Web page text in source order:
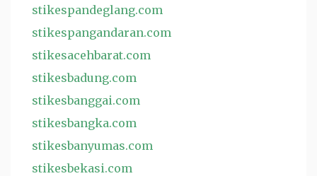
stikespandeglang.com
stikespangandaran.com
stikesacehbarat.com
stikesbadung.com
stikesbanggai.com
stikesbangka.com
stikesbanyumas.com
stikesbekasi.com